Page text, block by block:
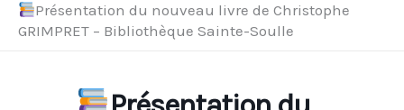
Présentation du nouveau livre de Christophe
GRIMPRET – Bibliothèque Sainte-Soulle